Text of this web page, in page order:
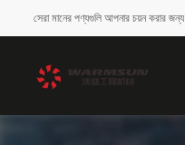
সেরা মানের পণ্যগুলি আপনার চয়ন করার জন্য